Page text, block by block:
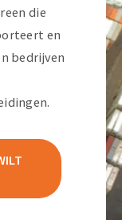
die
en
bedrijven